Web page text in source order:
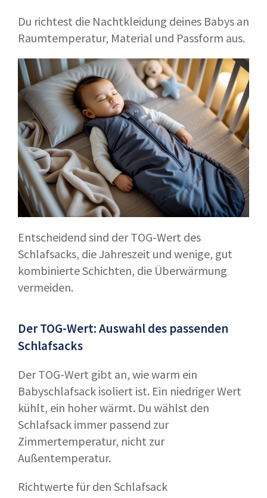
Du richtest die Nachtkleidung deines Babys an
Raumtemperatur, Material und Passform aus.
Entscheidend sind der TOG-Wert des
Schlafsacks, die Jahreszeit und wenige, gut
kombinierte Schichten, die Überwärmung
vermeiden.
Der TOG-Wert: Auswahl des passenden
Schlafsacks
Der TOG-Wert gibt an, wie warm ein
Babyschlafsack isoliert ist. Ein niedriger Wert
kühlt, ein hoher wärmt. Du wählst den
Schlafsack immer passend zur
Zimmertemperatur, nicht zur
Außentemperatur.
Richtwerte für den Schlafsack